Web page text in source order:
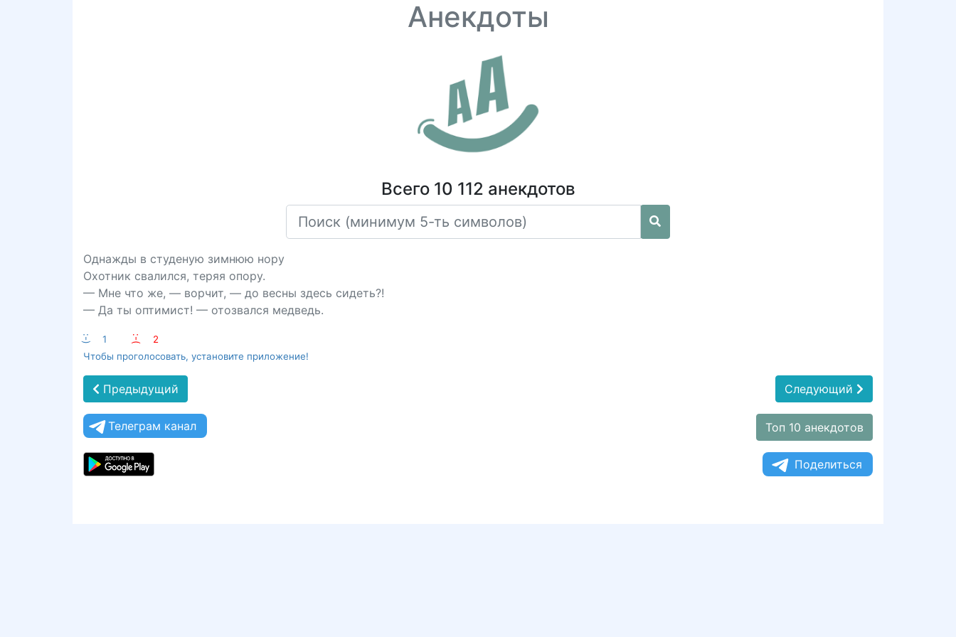
Анекдоты
Всего 10 112 анекдотов
Однажды в студеную зимнюю нору
Охотник свалился, теряя опору.
— Мне что же, — ворчит, — до весны здесь сидеть?!
— Да ты оптимист! — отозвался медведь.
:-) 1 :-(
2
Чтобы проголосовать, установите приложение!
Предыдущий Следующий
Телеграм канал Топ 10 анекдотов
Поделиться